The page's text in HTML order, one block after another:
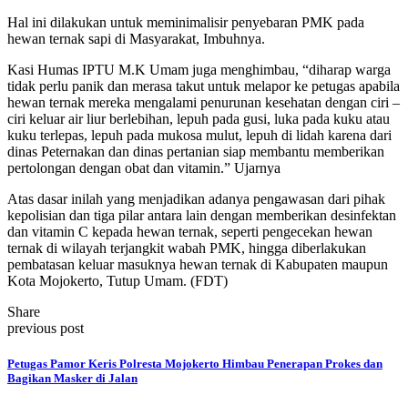
Hal ini dilakukan untuk meminimalisir penyebaran PMK pada
hewan ternak sapi di Masyarakat, Imbuhnya.
Kasi Humas IPTU M.K Umam juga menghimbau, “diharap warga
tidak perlu panik dan merasa takut untuk melapor ke petugas apabila
hewan ternak mereka mengalami penurunan kesehatan dengan ciri –
ciri keluar air liur berlebihan, lepuh pada gusi, luka pada kuku atau
kuku terlepas, lepuh pada mukosa mulut, lepuh di lidah karena dari
dinas Peternakan dan dinas pertanian siap membantu memberikan
pertolongan dengan obat dan vitamin.” Ujarnya
Atas dasar inilah yang menjadikan adanya pengawasan dari pihak
kepolisian dan tiga pilar antara lain dengan memberikan desinfektan
dan vitamin C kepada hewan ternak, seperti pengecekan hewan
ternak di wilayah terjangkit wabah PMK, hingga diberlakukan
pembatasan keluar masuknya hewan ternak di Kabupaten maupun
Kota Mojokerto, Tutup Umam. (FDT)
Share
previous post
Petugas Pamor Keris Polresta Mojokerto Himbau Penerapan Prokes dan
Bagikan Masker di Jalan